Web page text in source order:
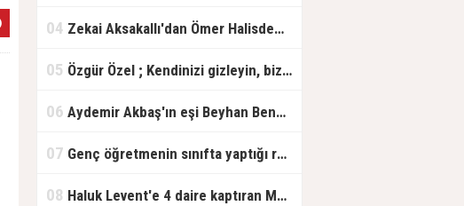
ücretsiz hizmet vermenin
04 Zekai Aksakallı'dan Ömer Halisdemir'e 'vefa' ziyareti!
05 Özgür Özel ; Kendinizi gizleyin, bizden işaret bekleyin
06 Aydemir Akbaş'ın eşi Beyhan Benek Akbaş hayatını kaybetti
07 Genç öğretmenin sınıfta yaptığı rezil paylaşım
08 Haluk Levent'e 4 daire kaptıran Müteahhit soluğu savcılıkta aldı